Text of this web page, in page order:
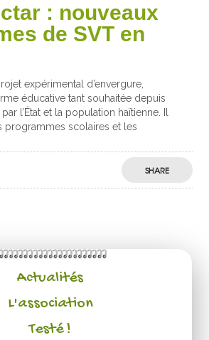
: nouveaux
de SVT en
expérimental d’envergure,
éducative tant souhaitée depuis
l’État et la population haïtienne. Il
programmes scolaires et les
SHARE
Actualités
L'association
Testé !